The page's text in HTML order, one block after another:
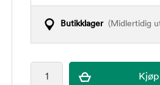
Butikklager(Midlertidig